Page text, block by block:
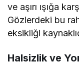
ve aşırı ışığa
Gözlerdeki bu
eksikliği
Halsizlik ve